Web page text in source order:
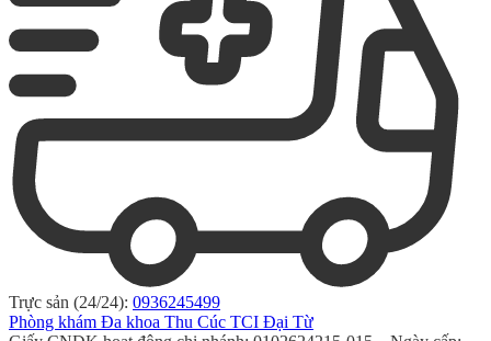
Trực sản (24/24): 0936245499
Phòng khám Đa khoa Thu Cúc TCI Đại Từ